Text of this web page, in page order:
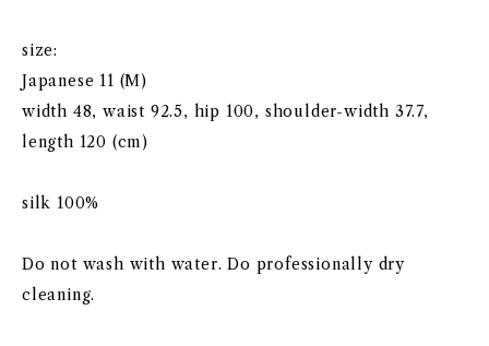
size:
Japanese 11 (M)
width 48, waist 92.5, hip 100, shoulder-width 37.7,
length 120 (cm)
silk 100%
Do not wash with water. Do professionally dry
cleaning.